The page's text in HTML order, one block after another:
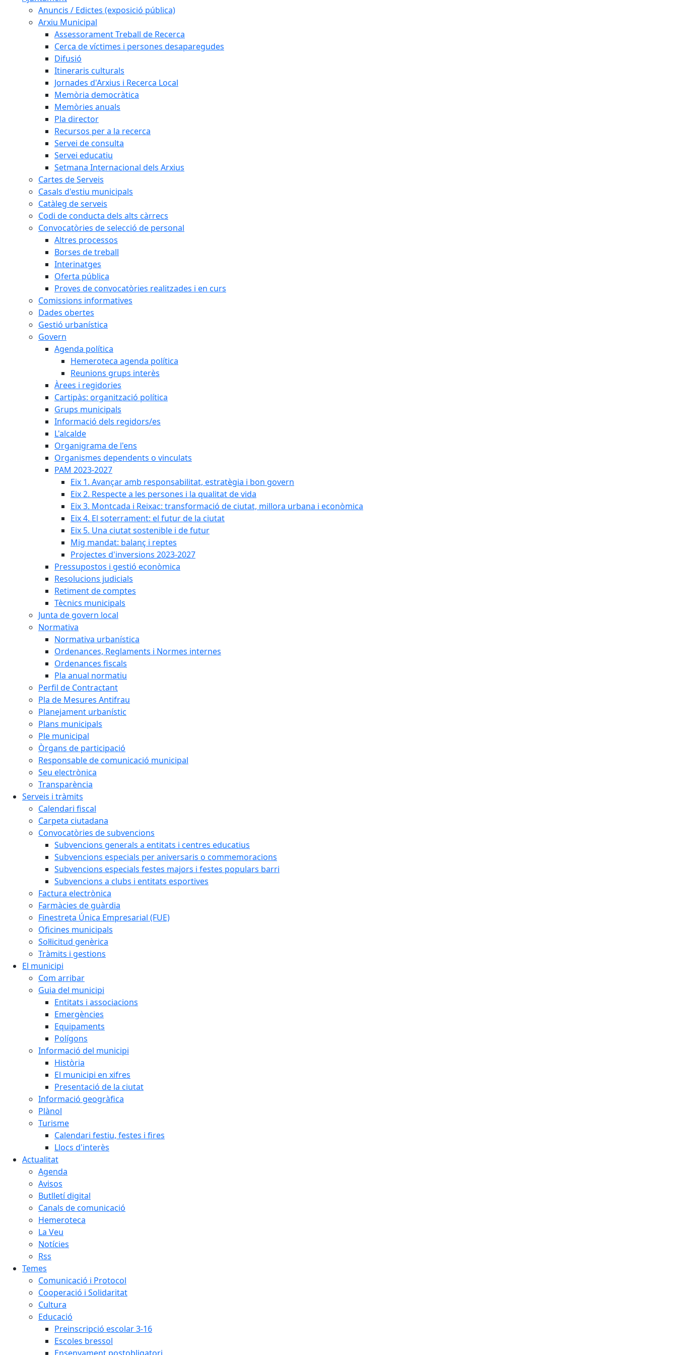
Anuncis / Edictes (exposició pública)
Arxiu Municipal
Assessorament Treball de Recerca
Cerca de víctimes i persones desaparegudes
Difusió
Itineraris culturals
Jornades d'Arxius i Recerca Local
Memòria democràtica
Memòries anuals
Pla director
Recursos per a la recerca
Servei de consulta
Servei educatiu
Setmana Internacional dels Arxius
Cartes de Serveis
Casals d'estiu municipals
Catàleg de serveis
Codi de conducta dels alts càrrecs
Convocatòries de selecció de personal
Altres processos
Borses de treball
Interinatges
Oferta pública
Proves de convocatòries realitzades i en curs
Comissions informatives
Dades obertes
Gestió urbanística
Govern
Agenda política
Hemeroteca agenda política
Reunions grups interès
Àrees i regidories
Cartipàs: organització política
Grups municipals
Informació dels regidors/es
L'alcalde
Organigrama de l'ens
Organismes dependents o vinculats
PAM 2023-2027
Eix 1. Avançar amb responsabilitat, estratègia i bon govern
Eix 2. Respecte a les persones i la qualitat de vida
Eix 3. Montcada i Reixac: transformació de ciutat, millora urbana i econòmica
Eix 4. El soterrament: el futur de la ciutat
Eix 5. Una ciutat sostenible i de futur
Mig mandat: balanç i reptes
Projectes d'inversions 2023-2027
Pressupostos i gestió econòmica
Resolucions judicials
Retiment de comptes
Tècnics municipals
Junta de govern local
Normativa
Normativa urbanística
Ordenances, Reglaments i Normes internes
Ordenances fiscals
Pla anual normatiu
Perfil de Contractant
Pla de Mesures Antifrau
Planejament urbanístic
Plans municipals
Ple municipal
Òrgans de participació
Responsable de comunicació municipal
Seu electrònica
Transparència
Serveis i tràmits
Calendari fiscal
Carpeta ciutadana
Convocatòries de subvencions
Subvencions generals a entitats i centres educatius
Subvencions especials per aniversaris o commemoracions
Subvencions especials festes majors i festes populars barri
Subvencions a clubs i entitats esportives
Factura electrònica
Farmàcies de guàrdia
Finestreta Única Empresarial (FUE)
Oficines municipals
Sol·licitud genèrica
Tràmits i gestions
El municipi
Com arribar
Guia del municipi
Entitats i associacions
Emergències
Equipaments
Polígons
Informació del municipi
Història
El municipi en xifres
Presentació de la ciutat
Informació geogràfica
Plànol
Turisme
Calendari festiu, festes i fires
Llocs d'interès
Actualitat
Agenda
Avisos
Butlletí digital
Canals de comunicació
Hemeroteca
La Veu
Notícies
Rss
Temes
Comunicació i Protocol
Cooperació i Solidaritat
Cultura
Educació
Preinscripció escolar 3-16
Escoles bressol